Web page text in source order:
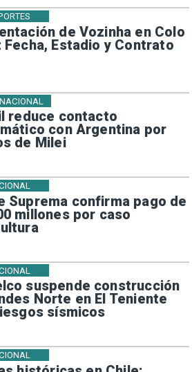
de Vozinha en Colo
Fecha, Estadio y Contrato
reduce contacto
con Argentina por
de Milei
Suprema confirma pago de
millones por caso
suspende construcción
Norte en El Teniente
sísmicos